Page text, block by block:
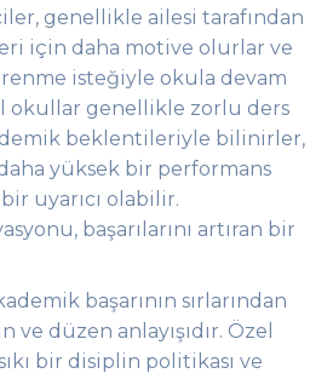
genellikle ailesi tarafından
için daha motive olurlar ve
isteğiyle okula devam
okullar genellikle zorlu ders
beklentileriyle bilinirler,
yüksek bir performans
uyarıcı olabilir.
başarılarını artıran bir
başarının sırlarından
düzen anlayışıdır. Özel
bir disiplin politikası ve